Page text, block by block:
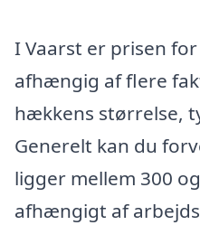
I Vaarst er prisen
afhængig af flere
hækkens størrelse,
Generelt kan du
ligger mellem 300
afhængigt af